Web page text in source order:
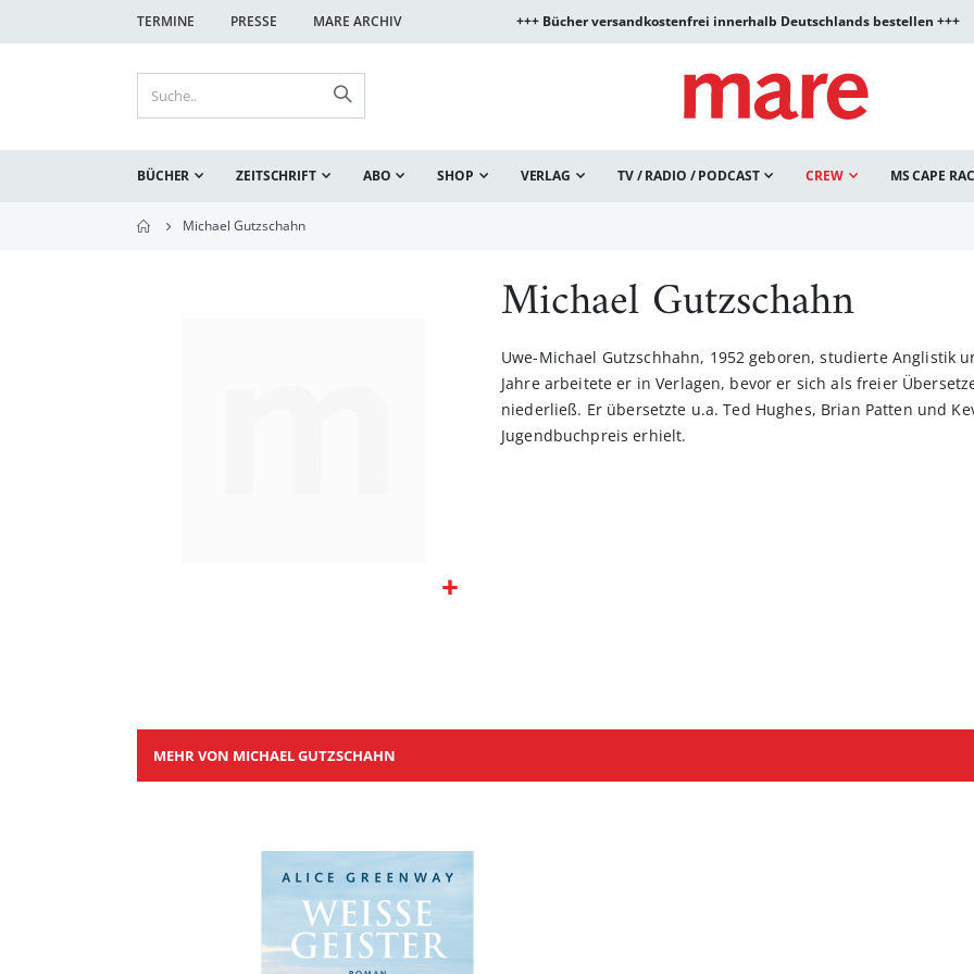
TERMINE PRESSE MARE ARCHIV +++ Bücher versandkostenfrei innerhalb Deutschlands bestellen +++
BÜCHER ZEITSCHRIFT ABO SHOP VERLAG TV / RADIO / PODCAST CREW MS CAPE
Michael Gutzschahn
Michael Gutzschahn
Uwe-Michael Gutzschhahn, 1952 geboren, studierte Anglistik
Jahre arbeitete er in Verlagen, bevor er sich als freier
niederließ. Er übersetzte u.a. Ted Hughes, Brian Patten und
Jugendbuchpreis erhielt.
MEHR VON MICHAEL GUTZSCHAHN